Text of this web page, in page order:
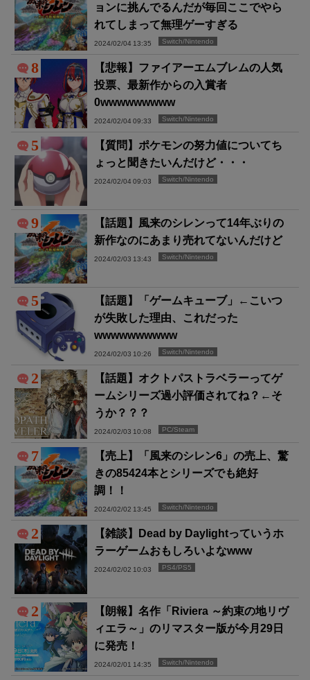
ョンに挑んでるんだが毎回ここでやら
れてしまって無理ゲーすぎる
2024/02/04 13:35 Switch/Nintendo
8
【悲報】ファイアーエムブレムの人気
投票、最新作からの入賞者
0wwwwwwwww
2024/02/04 09:33 Switch/Nintendo
5
【質問】ポケモンの努力値についてち
ょっと聞きたいんだけど・・・
2024/02/04 09:03 Switch/Nintendo
9
【話題】風来のシレンって14年ぶりの
新作なのにあまり売れてないんだけど
2024/02/03 13:43 Switch/Nintendo
5
【話題】「ゲームキューブ」←こいつ
が失敗した理由、これだった
wwwwwwwwww
2024/02/03 10:26 Switch/Nintendo
2
【話題】オクトパストラベラーってゲ
ームシリーズ過小評価されてね？←そ
うか？？？
2024/02/03 10:08 PC/Steam
7
【売上】「風来のシレン6」の売上、驚
きの85424本とシリーズでも絶好
調！！
2024/02/02 13:45 Switch/Nintendo
2
【雑談】Dead by Daylightっていうホ
ラーゲームおもしろいよなwww
2024/02/02 10:03 PS4/PS5
2
【朗報】名作「Riviera ～約束の地リヴ
ィエラ～」のリマスター版が今月29日
に発売！
2024/02/01 14:35 Switch/Nintendo